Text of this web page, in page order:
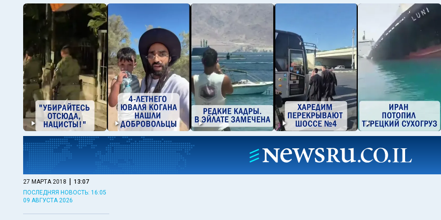
27 МАРТА 2018 | 13:07
ПОСЛЕДНЯЯ НОВОСТЬ: 16:05
09 АВГУСТА 2026